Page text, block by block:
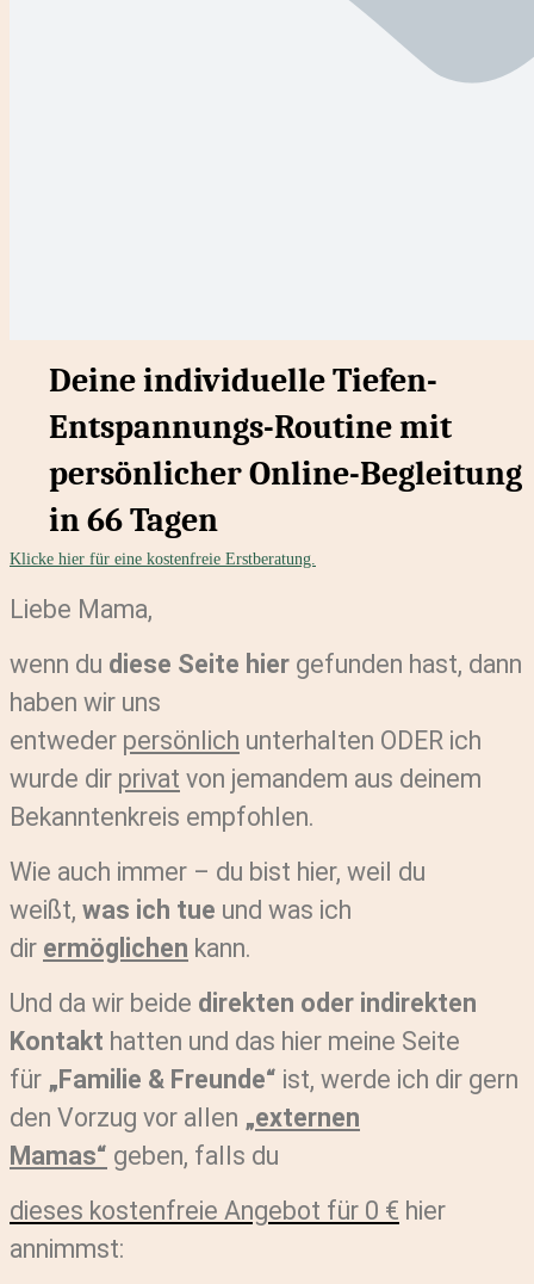
Deine individuelle Tiefen-
Entspannungs-Routine mit
persönlicher Online-Begleitung
in 66 Tagen
Klicke hier für eine kostenfreie Erstberatung.
Liebe Mama,
wenn du diese Seite hier gefunden hast, dann
haben wir uns
entweder persönlich unterhalten ODER ich
wurde dir privat von jemandem aus deinem
Bekanntenkreis empfohlen.
Wie auch immer – du bist hier, weil du
weißt, was ich tue und was ich
dir ermöglichen kann.
Und da wir beide direkten oder indirekten
Kontakt hatten und das hier meine Seite
für „Familie & Freunde“ ist, werde ich dir gern
den Vorzug vor allen „externen
Mamas“ geben, falls du
dieses kostenfreie Angebot für 0 € hier
annimmst: